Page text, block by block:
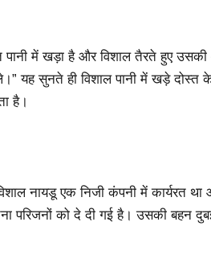
में खड़ा है और विशाल तैरते हुए उसकी
यह सुनते ही विशाल पानी में खड़े दोस्त
है।
विशाल नायडू एक निजी कंपनी में
परिजनों को दे दी गई है। उसकी बहन